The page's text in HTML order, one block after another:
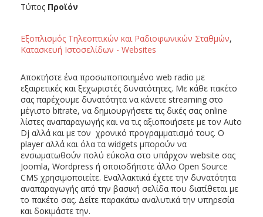
Τύπος Προϊόν
Εξοπλισμός Τηλεοπτικών και Ραδιοφωνικών Σταθμών,
Κατασκευή Ιστοσελίδων - Websites
Αποκτήστε ένα προσωποποιημένο web radio με
εξαιρετικές και ξεχωριστές δυνατότητες. Με κάθε πακέτο
σας παρέχουμε δυνατότητα να κάνετε streaming στο
μέγιστο bitrate, να δημιουργήσετε τις δικές σας online
λίστες αναπαραγωγής και να τις αξιοποιήσετε με τον Auto
Dj αλλά και με τον χρονικό προγραμματισμό τους. Ο
player αλλά και όλα τα widgets μπορούν να
ενσωματωθούν πολύ εύκολα στο υπάρχον website σας
Joomla, Wordpress ή οποιοδήποτε άλλο Open Source
CMS χρησιμοποιείτε. Εναλλακτικά έχετε την δυνατότητα
αναπαραγωγής από την βασική σελίδα που διατίθεται με
το πακέτο σας. Δείτε παρακάτω αναλυτικά την υπηρεσία
και δοκιμάστε την.